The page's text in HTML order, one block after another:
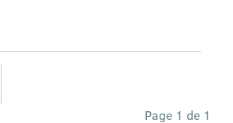
Page 1 de 1